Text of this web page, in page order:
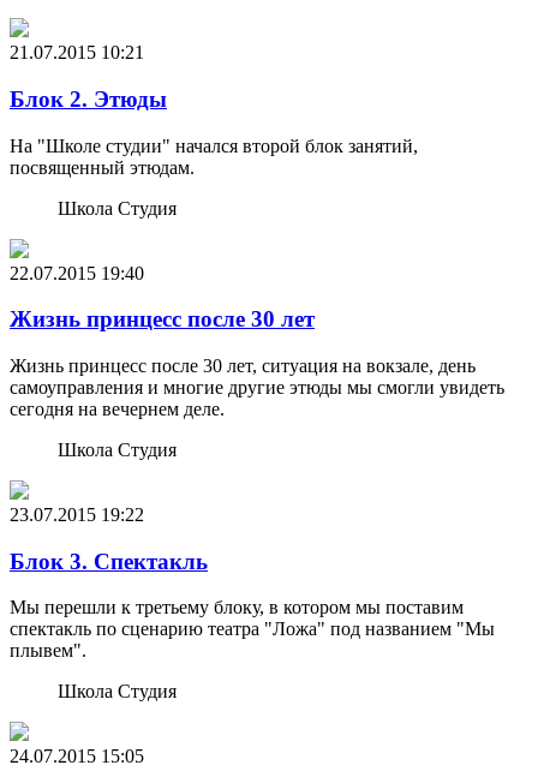
21.07.2015 10:21
Блок 2. Этюды
На "Школе студии" начался второй блок занятий,
посвященный этюдам.
Школа Студия
22.07.2015 19:40
Жизнь принцесс после 30 лет
Жизнь принцесс после 30 лет, ситуация на вокзале, день
самоуправления и многие другие этюды мы смогли увидеть
сегодня на вечернем деле.
Школа Студия
23.07.2015 19:22
Блок 3. Спектакль
Мы перешли к третьему блоку, в котором мы поставим
спектакль по сценарию театра "Ложа" под названием "Мы
плывем".
Школа Студия
24.07.2015 15:05